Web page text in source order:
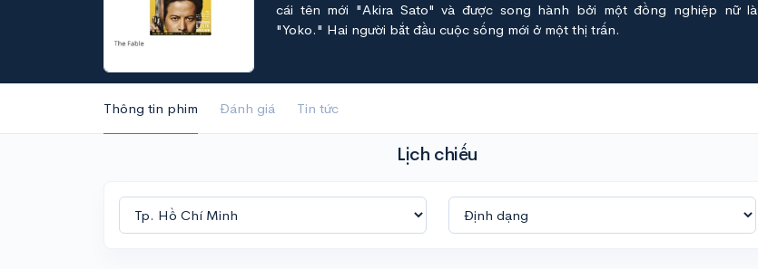
cái tên mới "Akira Sato" và được song hành bởi một đồng nghiệp nữ là
"Yoko." Hai người bắt đầu cuộc sống mới ở một thị trấn.
Thông tin phim Đánh giá Tin tức
Lịch chiếu